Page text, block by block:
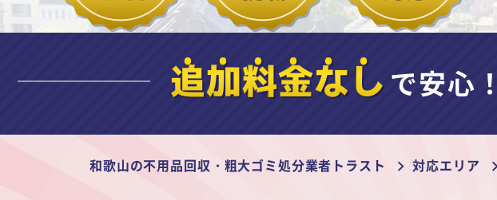
追加料金なし で安心！
和歌山の不用品回収・粗大ゴミ処分業者トラスト 対応エリア